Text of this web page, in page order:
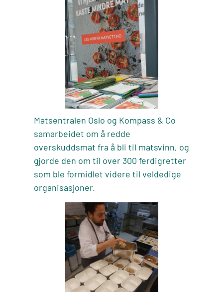
Matsentralen Oslo og Kompass & Co
samarbeidet om å redde
overskuddsmat fra å bli til matsvinn, og
gjorde den om til over 300 ferdigretter
som ble formidlet videre til veldedige
organisasjoner.